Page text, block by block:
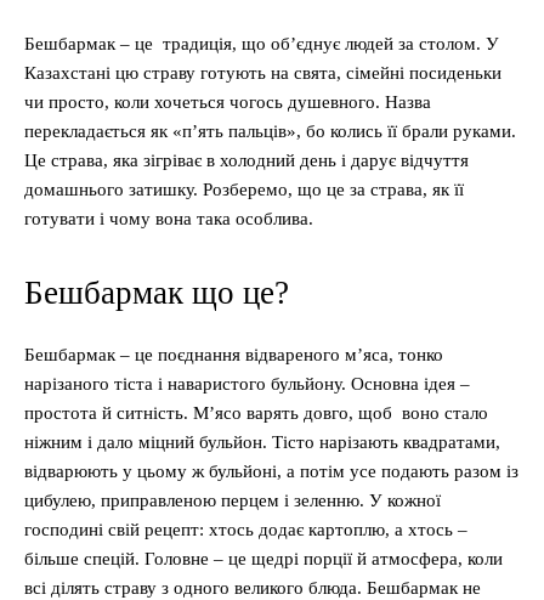
Бешбармак – це традиція, що об’єднує людей за столом. У
Казахстані цю страву готують на свята, сімейні посиденьки
чи просто, коли хочеться чогось душевного. Назва
перекладається як «п’ять пальців», бо колись її брали руками.
Це страва, яка зігріває в холодний день і дарує відчуття
домашнього затишку. Розберемо, що це за страва, як її
готувати і чому вона така особлива.
Бешбармак що це?
Бешбармак – це поєднання відвареного м’яса, тонко
нарізаного тіста і наваристого бульйону. Основна ідея –
простота й ситність. М’ясо варять довго, щоб воно стало
ніжним і дало міцний бульйон. Тісто нарізають квадратами,
відварюють у цьому ж бульйоні, а потім усе подають разом із
цибулею, приправленою перцем і зеленню. У кожної
господині свій рецепт: хтось додає картоплю, а хтось –
більше спецій. Головне – це щедрі порції й атмосфера, коли
всі ділять страву з одного великого блюда. Бешбармак не